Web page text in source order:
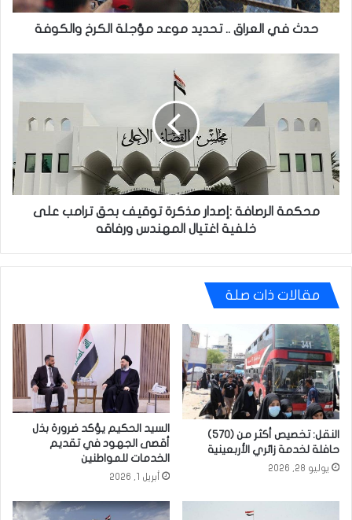
والكوفة
حدث في العراق .. تحديد موعد مؤجلة الكرخ والكوفة
الرصافة
توقيف
ترامب
على
خلفية
اغتيالمحكمة الرصافة :إصدار مذكرة توقيف بحق ترامب على
خلفية اغتيال المهندس ورفاقه
مقالات ذات صلة
النقل: تخصيص أكثر من (570)
حافلة لخدمة زائري الأربعينية
يوليو 28, 2026
السيد الحكيم يؤكد ضرورة بذل
أقصى الجهود في تقديم
الخدمات للمواطنين
أبريل 1, 2026